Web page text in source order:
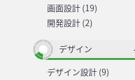
画面設計 (19)
開発設計 (2)
デザイン
デザイン設計 (9)